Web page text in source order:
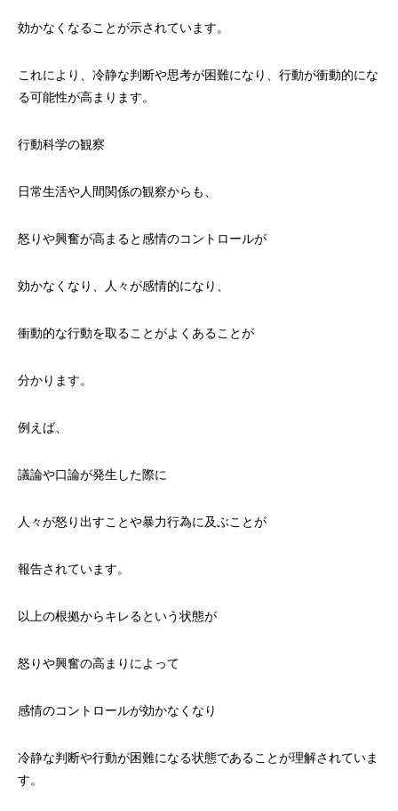
効かなくなることが示されています。
これにより、冷静な判断や思考が困難になり、行動が衝動的にな
る可能性が高まります。
行動科学の観察
日常生活や人間関係の観察からも、
怒りや興奮が高まると感情のコントロールが
効かなくなり、人々が感情的になり、
衝動的な行動を取ることがよくあることが
分かります。
例えば、
議論や口論が発生した際に
人々が怒り出すことや暴力行為に及ぶことが
報告されています。
以上の根拠からキレるという状態が
怒りや興奮の高まりによって
感情のコントロールが効かなくなり
冷静な判断や行動が困難になる状態であることが理解されていま
す。